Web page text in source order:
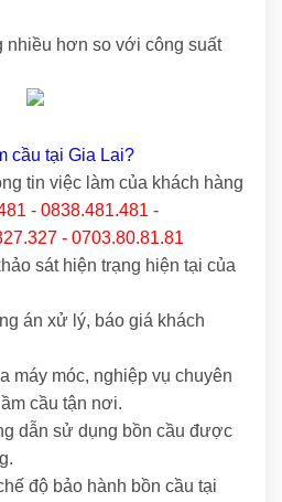
hơn so với công suất
cầu tại Gia Lai?
tin việc làm của khách hàng
- 0838.481.481 -
- 0703.80.81.81
sát hiện trạng hiện tại của
án xử lý, báo giá khách
máy móc, nghiệp vụ chuyên
cầu tận nơi.
dẫn sử dụng bồn cầu được
độ bảo hành bồn cầu tại